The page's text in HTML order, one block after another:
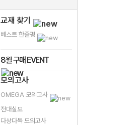
교재 찾기
베스트 한줄평
8월 구매 EVENT
모의고사
OMEGA 모의고사
전대실모
다상다독 모의고사